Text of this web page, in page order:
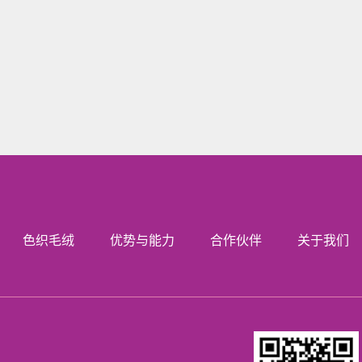
色织毛绒 优势与能力 合作伙伴 关于我们